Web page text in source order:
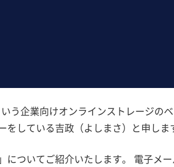
う企業向けオンラインストレージの
している吉政（よしまさ）と申しま
ついてご紹介いたします。 電子メ